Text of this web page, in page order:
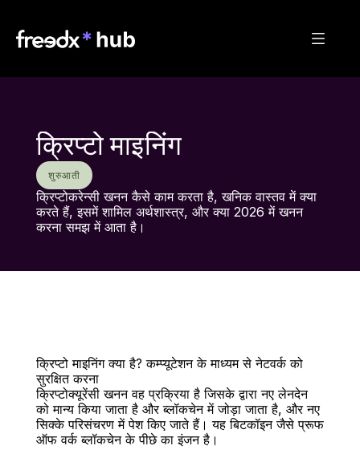
क्रिप्टो माइनिंग
शुरुआती
क्रिप्टोकरेन्सी खनन कैसे काम करता है, खनिक वास्तव में क्या
करते हैं, इसमें शामिल अर्थशास्त्र, और क्या 2026 में खनन
करना समझ में आता है।
बैक
क्रिप्टो माइनिंग क्या है? कम्प्यूटेशन के माध्यम से नेटवर्क को
सुरक्षित करना
क्रिप्टोक्यूरेंसी खनन वह प्रक्रिया है जिसके द्वारा नए लेनदेन
को मान्य किया जाता है और ब्लॉकचेन में जोड़ा जाता है, और नए
सिक्के परिसंचरण में पेश किए जाते हैं। यह बिटकॉइन जैसे प्रूफ
ऑफ वर्क ब्लॉकचेन के पीछे का इंजन है।